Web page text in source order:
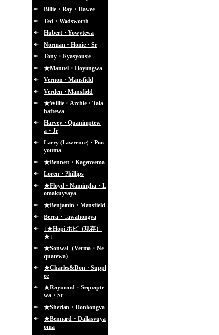
Billie・Ray・Hawee
Ted・Wadsworth
Hubert・Yowytewa
Norman・Honie・Sr
Tony・Kyasyousie
★Manuel・Hoyungwa
Vernon・Mansfield
Verden・Mansfield
★Willie・Archie・Tala
haftewa
Harvey・Quanimptew
a・Jr
Larry (Lawrence)・Poo
youma
★Bennett・Kagenvema
Loren・Phillips
★Floyd・Namingha・L
omakuyvaya
★Benjamin・Mansfield
Berra・Tawahongva
↓★Hopi ホピ（現存）
★↓
★Sonwai（Verma・Ne
quatewa）
★Charles&Don・Suppl
ee
★Raymond・Sequapte
wa・Sr
★Sherian・Honhongva
★Bennard・Dallasvuya
oma